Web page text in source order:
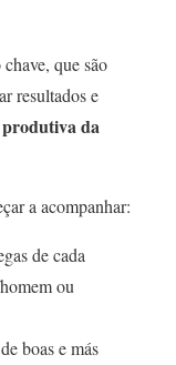
que são
resultados e
produtiva da
a acompanhar:
de cada
ou
boas e más